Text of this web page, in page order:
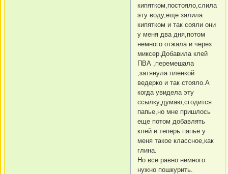
кипятком,постояло,слила
эту воду,еще залила
кипятком и так сояли они
у меня два дня,потом
немного отжала и через
миксер.Добавила клей
ПВА ,перемешала
,затянула пленкой
ведерко и так стояло.А
когда увидела эту
ссылку,думаю,сгодится
папье,но мне пришлось
еще потом добавлять
клей и теперь папье у
меня такое классное,как
глина.
Но все равно немного
нужно пошкурить.